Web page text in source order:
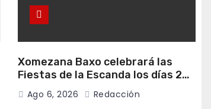
Xomezana Baxo celebrará las
Fiestas de la Escanda los días 22
y 23 de agosto
Ago 6, 2026 Redacción